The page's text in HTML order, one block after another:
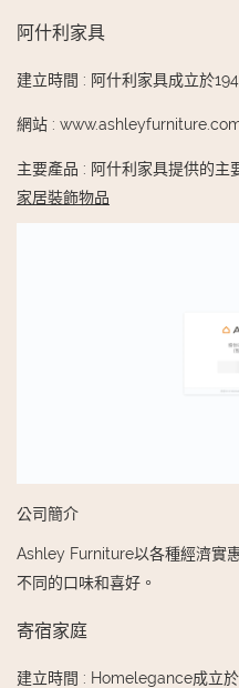
阿什利家具
建立時間 : 阿什利家具成立於
網站 :
主要產品 : 阿什利家具提供的主
家居裝飾物品
公司簡介
Ashley Furniture以各種經濟實
不同的口味和喜好。
寄宿家庭
建立時間 : Homelegance成立於